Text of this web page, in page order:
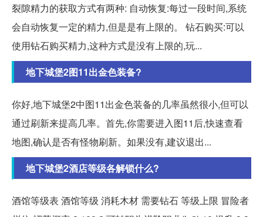
裂隙精力的获取方式有两种: 自动恢复:每过一段时间,系统
会自动恢复一定的精力,但是是有上限的。 钻石购买:可以
使用钻石购买精力,这种方式是没有上限的,玩...
地下城堡2图11出金色装备?
你好,地下城堡2中图11出金色装备的几率虽然很小,但可以
通过刷新来提高几率。首先,你需要进入图11后,快速查看
地图,确认是否有怪物刷新。如果没有,建议退出...
地下城堡2酒店等级各解锁什么?
酒馆等级表 酒馆等级 消耗木材 需要钻石 等级上限 冒险者